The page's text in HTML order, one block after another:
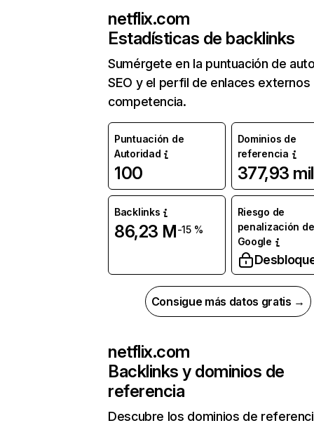
netflix.com
Estadísticas de backlinks
Sumérgete en la puntuación de
SEO y el perfil de enlaces externos
competencia.
Puntuación de
Autoridad
100
Dominios de
referencia
377,93 mil
Backlinks
86,23 M-15 %
Riesgo de
penalización de
Google
Consigue más datos gratis →
netflix.com
Backlinks y dominios de
referencia
Descubre los dominios de